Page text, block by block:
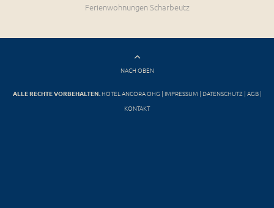
Ferienwohnungen Scharbeutz
NACH OBEN
ALLE RECHTE VORBEHALTEN. HOTEL ANCORA OHG | IMPRESSUM | DATENSCHUTZ| AGB|
KONTAKT